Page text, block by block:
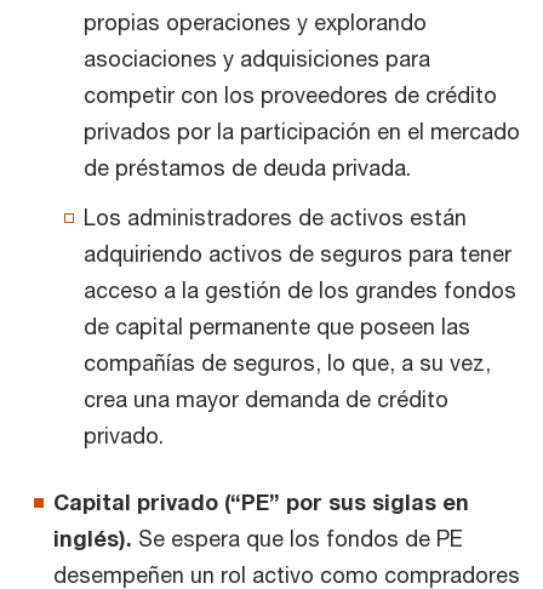
propias operaciones y explorando
asociaciones y adquisiciones para
competir con los proveedores de crédito
privados por la participación en el mercado
de préstamos de deuda privada.
Los administradores de activos están
adquiriendo activos de seguros para tener
acceso a la gestión de los grandes fondos
de capital permanente que poseen las
compañías de seguros, lo que, a su vez,
crea una mayor demanda de crédito
privado.
Capital privado (“PE” por sus siglas en
inglés). Se espera que los fondos de PE
desempeñen un rol activo como compradores